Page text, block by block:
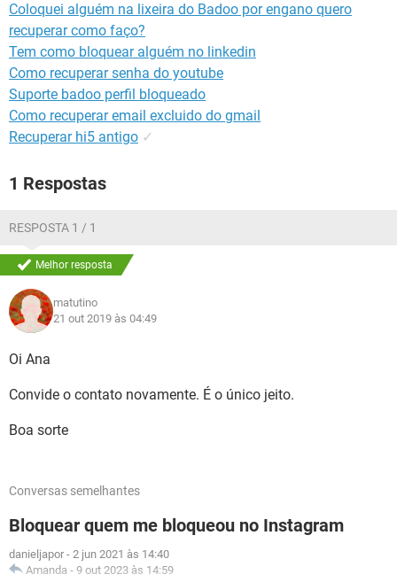
Coloquei alguém na lixeira do Badoo por engano quero
recuperar como faço?
Tem como bloquear alguém no linkedin
Como recuperar senha do youtube
Suporte badoo perfil bloqueado
Como recuperar email excluido do gmail
Recuperar hi5 antigo ✓
1 Respostas
RESPOSTA 1 / 1
Melhor resposta
matutino
21 out 2019 às 04:49
Oi Ana
Convide o contato novamente. É o único jeito.
Boa sorte
Conversas semelhantes
Bloquear quem me bloqueou no Instagram
danieljapor - 2 jun 2021 às 14:40
Amanda - 9 out 2023 às 14:59